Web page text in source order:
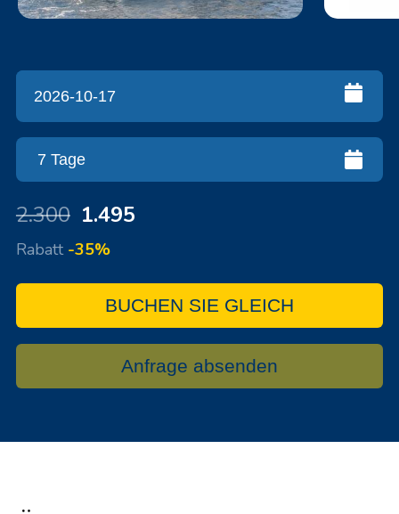
2.300 1.495
Rabatt -35%
BUCHEN SIE GLEICH
Anfrage absenden